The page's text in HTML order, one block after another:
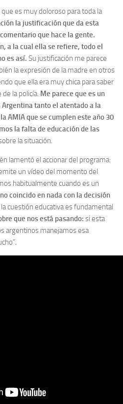
es muy doloroso para toda la
la justificación que da esta
que hace la gente.
a la cual ella se refiere, todo el
es así. Su justificación me parece
la expresión de la madre en otros
que ella era muy chica para saber
la policía. Me parece que es un
tanto el atentado a la
AMIA que se cumplen este año 30
la falta de educación de las
la situación.
lamentó el accionar del programa:
un vídeo del momento del
habitualmente cuando es un
no coincido en nada con la decisión
cuestión educativa es fundamental
que nos está pasando: si esta
argentinos manejamos esa